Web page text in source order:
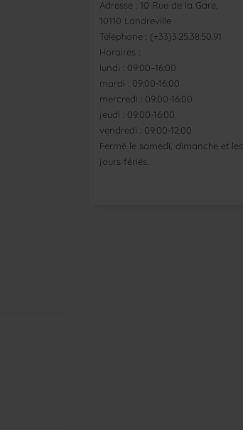
Adresse : 10 Rue de la Gare,
10110 Landreville
Téléphone : (+33)3.25.38.50.91
Horaires :
lundi : 09:00–16:00
mardi : 09:00-16:00
mercredi : 09:00-16:00
jeudi : 09:00-16:00
vendredi : 09:00-12:00
Fermé le samedi, dimanche et les
jours fériés.